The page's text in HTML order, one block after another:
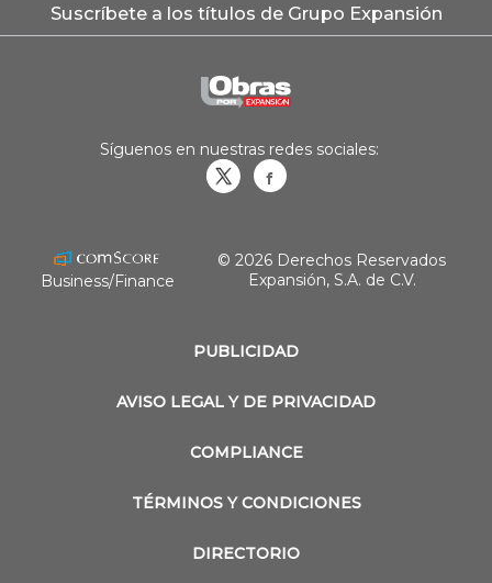
Suscríbete a los títulos de Grupo Expansión
PUBLICIDAD
AVISO LEGAL Y DE PRIVACIDAD
COMPLIANCE
TÉRMINOS Y CONDICIONES
DIRECTORIO
Síguenos en nuestras redes sociales:
Business/Finance
© 2026 Derechos Reservados
Expansión, S.A. de C.V.